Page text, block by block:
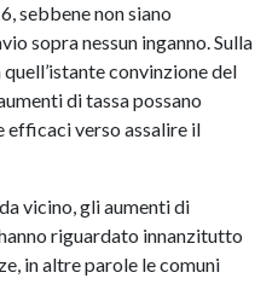
sebbene non siano
sopra nessun inganno. Sulla
quell’istante convinzione del
di tassa possano
verso assalire il
vicino, gli aumenti di
riguardato innanzitutto
in altre parole le comuni